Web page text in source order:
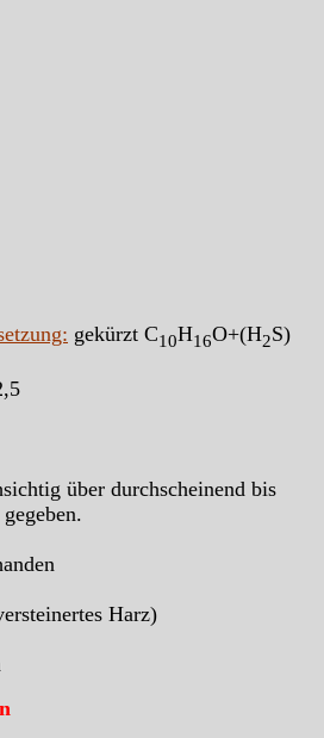
gekürzt C10H16O+(H2S)
über durchscheinend bis
Harz)